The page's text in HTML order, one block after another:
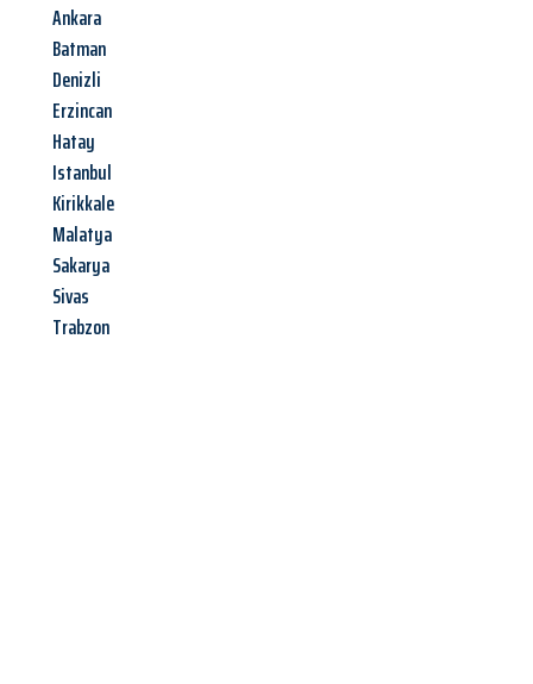
Ankara
Batman
Denizli
Erzincan
Hatay
Istanbul
Kirikkale
Malatya
Sakarya
Sivas
Trabzon